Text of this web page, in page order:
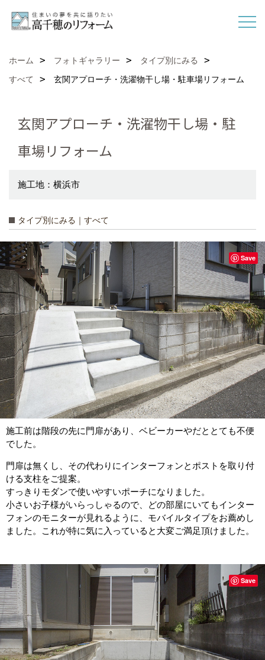
ホーム フォトギャラリー
タイプ別にみる
すべて
玄関アプローチ・洗濯物干し場・駐車場リフォーム
玄関アプローチ・洗濯物干し場・駐
車場リフォーム
施工地：横浜市
タイプ別にみる｜すべて
施工前は階段の先に門扉があり、ベビーカーやだととても不便
でした。
門扉は無くし、その代わりにインターフォンとポストを取り付
ける支柱をご提案。
すっきりモダンで使いやすいポーチになりました。
小さいお子様がいらっしゃるので、どの部屋にいてもインター
フォンのモニターが見れるように、モバイルタイプをお薦めし
ました。これが特に気に入っていると大変ご満足頂けました。
Save
Save